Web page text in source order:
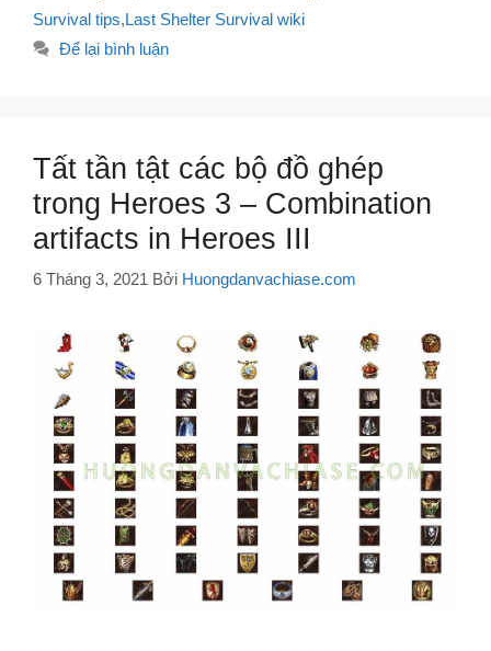
Survival tips,Last Shelter Survival wiki
Để lại bình luận
Tất tần tật các bộ đồ ghép
trong Heroes 3 – Combination
artifacts in Heroes III
6 Tháng 3, 2021 Bởi Huongdanvachiase.com